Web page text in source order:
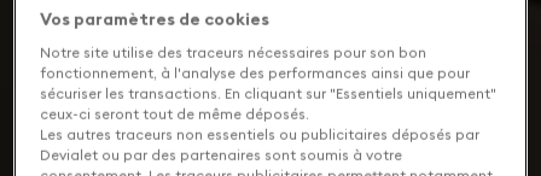
Vos paramètres de cookies
Notre site utilise des traceurs nécessaires pour son bon
fonctionnement, à l'analyse des performances ainsi que pour
sécuriser les transactions. En cliquant sur "Essentiels uniquement"
ceux-ci seront tout de même déposés.
Les autres traceurs non essentiels ou publicitaires déposés par
Devialet ou par des partenaires sont soumis à votre